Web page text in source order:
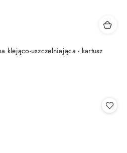
klejąco-uszczelniająca - kartusz